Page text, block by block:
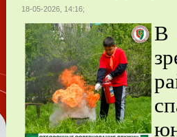
18-05-2026, 14:16;
В